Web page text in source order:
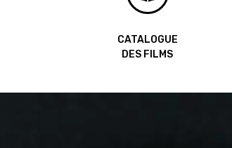
CATALOGUE
DES FILMS